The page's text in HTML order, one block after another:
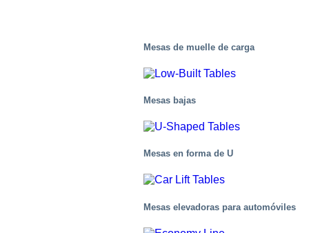
Mesas de muelle de carga
Mesas bajas
Mesas en forma de U
Mesas elevadoras para automóviles